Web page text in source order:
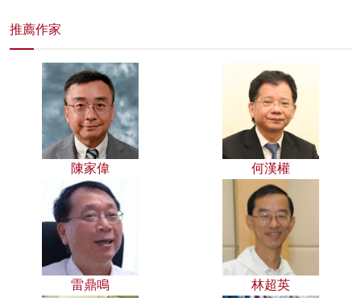
推薦作家
陳家偉 何漢權
雷鼎鳴 林超英